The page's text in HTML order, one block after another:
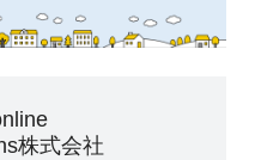
株式会社